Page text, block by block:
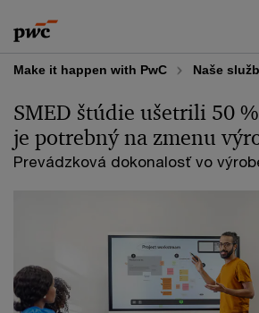
to
content
to
footer
Make it happen with PwC Naše
Prevádzková dokonalosť vo
SMED štúdie ušetrili 50
je potrebný na zmenu